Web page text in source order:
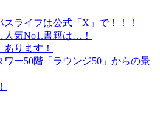
ライフは公式「X」で！！！
人気No1.書籍は…！
ります！
ー50階「ラウンジ50」からの景